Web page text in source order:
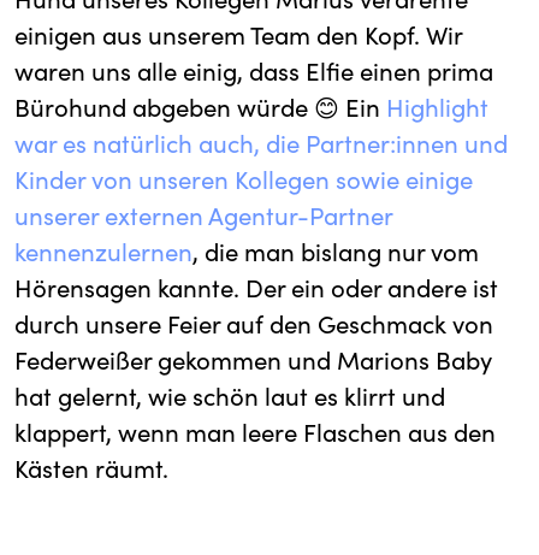
einigen aus unserem Team den Kopf. Wir
waren uns alle einig, dass Elfie einen prima
Bürohund abgeben würde 😊 Ein Highlight
war es natürlich auch, die Partner:innen und
Kinder von unseren Kollegen sowie einige
unserer externen Agentur-Partner
kennenzulernen, die man bislang nur vom
Hörensagen kannte. Der ein oder andere ist
durch unsere Feier auf den Geschmack von
Federweißer gekommen und Marions Baby
hat gelernt, wie schön laut es klirrt und
klappert, wenn man leere Flaschen aus den
Kästen räumt.